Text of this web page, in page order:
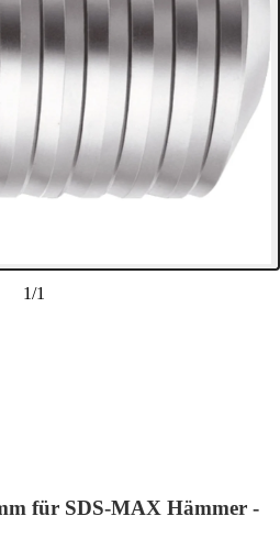
1/1
für SDS-MAX Hämmer -